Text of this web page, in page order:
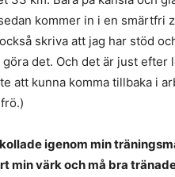
kommer in i en smärtfri
skriva att jag har stöd
det. Och det är just efter
att kunna komma tillbaka i
igenom min
min värk och må bra